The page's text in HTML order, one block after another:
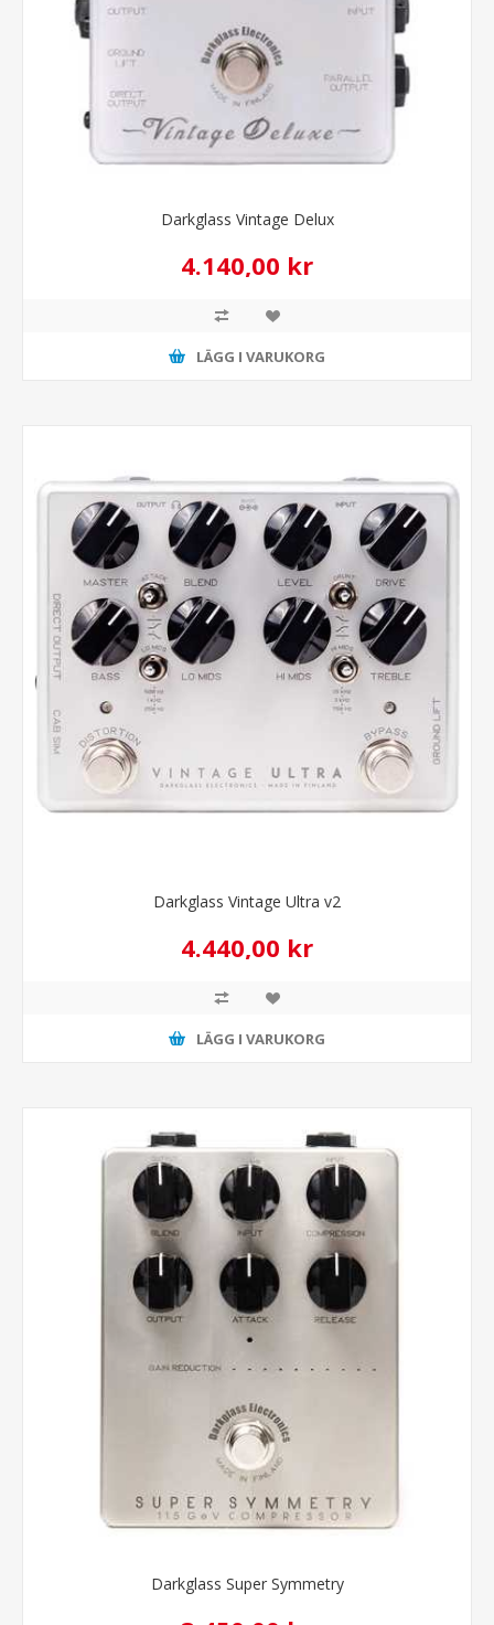
Darkglass Vintage Delux
4.140,00 kr
LÄGG I VARUKORG
Darkglass Vintage Ultra v2
4.440,00 kr
LÄGG I VARUKORG
Darkglass Super Symmetry